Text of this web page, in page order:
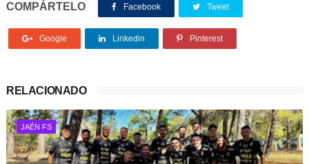
COMPÁRTELO Facebook Tweet
Google Linkedin Pinterest
RELACIONADO
JAÉN FS